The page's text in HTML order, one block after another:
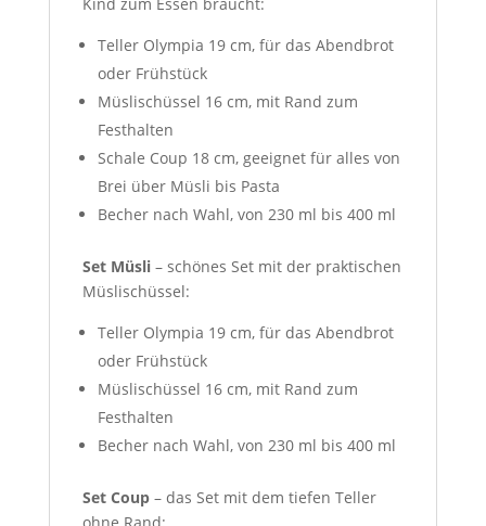
Teller Olympia 19 cm, für das Abendbrot
oder Frühstück
Müslischüssel 16 cm, mit Rand zum
Festhalten
Schale Coup 18 cm, geeignet für alles von
Brei über Müsli bis Pasta
Becher nach Wahl, von 230 ml bis 400 ml
Set Müsli– schönes Set mit der praktischen
Müslischüssel:
Teller Olympia 19 cm, für das Abendbrot
oder Frühstück
Müslischüssel 16 cm, mit Rand zum
Festhalten
Becher nach Wahl, von 230 ml bis 400 ml
Set Coup– das Set mit dem tiefen Teller